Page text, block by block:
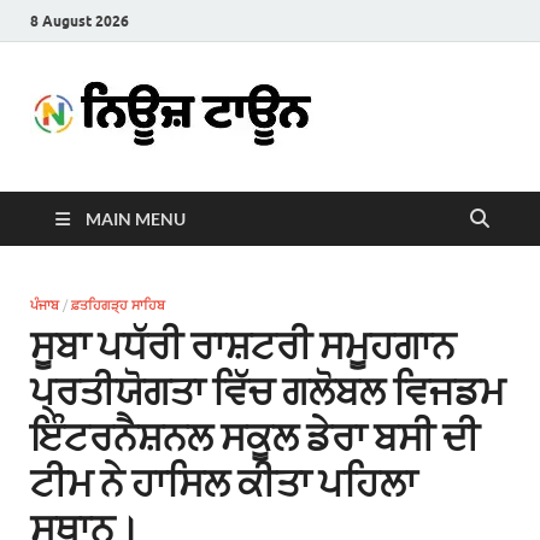
8 August 2026
Town
MAIN MENU
ਪੰਜਾਬ/ ਫ਼ਤਹਿਗੜ੍ਹ ਸਾਹਿਬ
ਸੂਬਾ ਪਧੱਰੀ ਰਾਸ਼ਟਰੀ ਸਮੂਹਗਾਨ
ਪ੍ਰਤੀਯੋਗਤਾ ਵਿੱਚ ਗਲੋਬਲ ਵਿਜਡਮ
ਇੰਟਰਨੈਸ਼ਨਲ ਸਕੂਲ ਡੇਰਾ ਬਸੀ ਦੀ
ਟੀਮ ਨੇ ਹਾਸਿਲ ਕੀਤਾ ਪਹਿਲਾ
ਸਥਾਨ।